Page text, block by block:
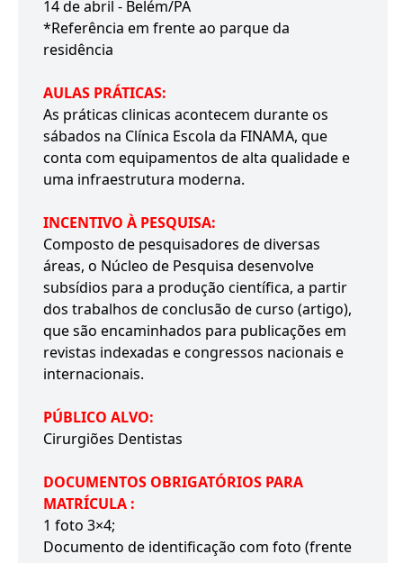
14 de abril - Belém/PA
*Referência em frente ao parque da
residência
AULAS PRÁTICAS:
As práticas clinicas acontecem durante os
sábados na Clínica Escola da FINAMA, que
conta com equipamentos de alta qualidade e
uma infraestrutura moderna.
INCENTIVO À PESQUISA:
Composto de pesquisadores de diversas
áreas, o Núcleo de Pesquisa desenvolve
subsídios para a produção científica, a partir
dos trabalhos de conclusão de curso (artigo),
que são encaminhados para publicações em
revistas indexadas e congressos nacionais e
internacionais.
PÚBLICO ALVO:
Cirurgiões Dentistas
DOCUMENTOS OBRIGATÓRIOS PARA
MATRÍCULA :
1 foto 3×4;
Documento de identificação com foto (frente